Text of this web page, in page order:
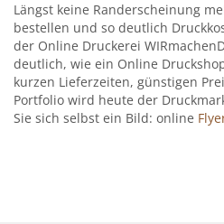
Längst keine Randerscheinung
bestellen und so deutlich
der Online Druckerei
deutlich, wie ein Online
kurzen Lieferzeiten, günstigen
Portfolio wird heute der
Sie sich selbst ein Bild: online